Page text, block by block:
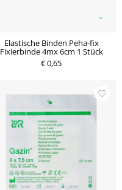
Elastische Binden Peha-fix
Fixierbinde 4mx 6cm 1 Stück
€ 0,65